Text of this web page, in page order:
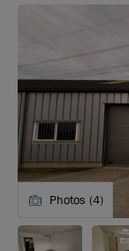
Photos (4)